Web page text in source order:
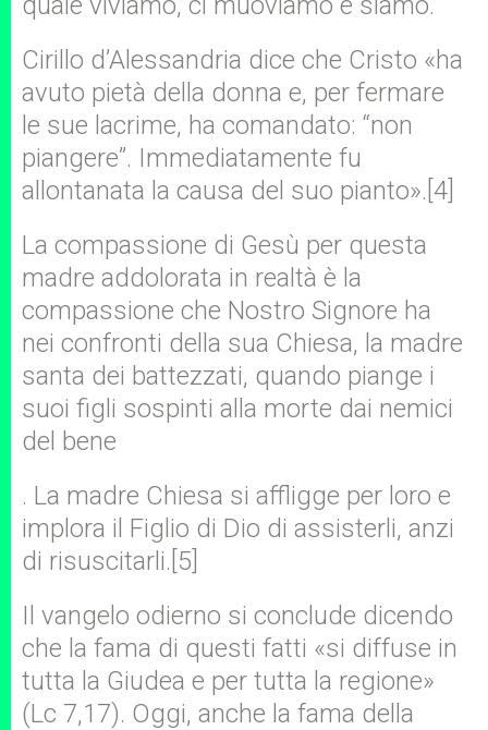
Cirillo d’Alessandria dice che Cristo «ha
avuto pietà della donna e, per fermare
le sue lacrime, ha comandato: “non
piangere”. Immediatamente fu
allontanata la causa del suo pianto».[4]
La compassione di Gesù per questa
madre addolorata in realtà è la
compassione che Nostro Signore ha
nei confronti della sua Chiesa, la madre
santa dei battezzati, quando piange i
suoi figli sospinti alla morte dai nemici
del bene
. La madre Chiesa si affligge per loro e
implora il Figlio di Dio di assisterli, anzi
di risuscitarli.[5]
Il vangelo odierno si conclude dicendo
che la fama di questi fatti «si diffuse in
tutta la Giudea e per tutta la regione»
(Lc 7,17). Oggi, anche la fama della